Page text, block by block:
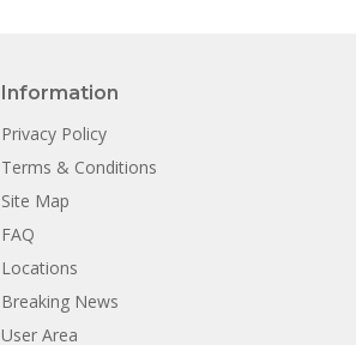
Information
Privacy Policy
Terms & Conditions
Site Map
FAQ
Locations
Breaking News
User Area